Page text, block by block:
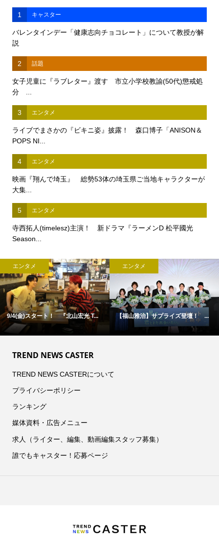
1 キャスター
バレンタインデー「健康志向チョコレート」について教授が解
説
2 話題
女子児童に『ラブレター』渡す 市立小学校教諭(50代)懲戒処
分 ...
3 エンタメ
ライブでまさかの『ビキニ姿』披露！ 森口博子「ANISON＆
POPS NI...
4 エンタメ
映画『翔んで埼玉』 総勢53体の埼玉県ご当地キャラクターが
大集...
5 エンタメ
寺西拓人(timelesz)主演！ 新ドラマ『ラーメンD 松平國光
Season...
エンタメ
9/4(金)スタート！ 『北山宏光 T...
エンタメ
【福山雅治】サプライズ登壇！ ...
TREND NEWS CASTER
TREND NEWS CASTERについて
プライバシーポリシー
ランキング
媒体資料・広告メニュー
求人（ライター、編集、動画編集スタッフ募集）
誰でもキャスター！応募ページ